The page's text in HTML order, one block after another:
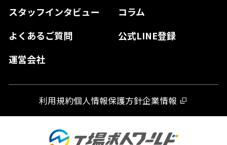
スタッフインタビュー
コラム
よくあるご質問
公式LINE登録
運営会社
熊本県
宮崎県
利用規約個人情報保護方針企業情報